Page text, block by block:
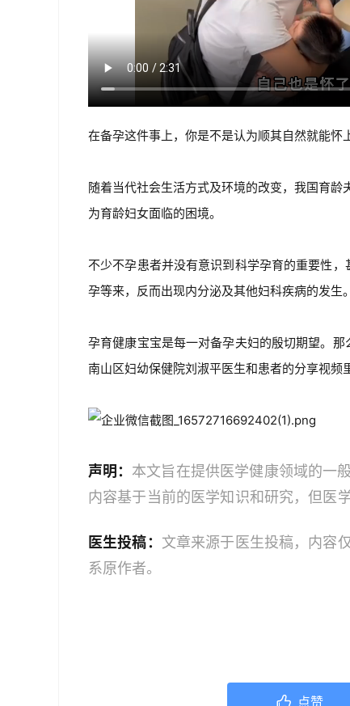
在备孕这件事上，你是不是认为顺其自然就能怀
随着当代社会生活方式及环境的改变，我国育
为育龄妇女面临的困境。
不少不孕患者并没有意识到科学孕育的重要性
孕等来，反而出现内分泌及其他妇科疾病的发生。
孕育健康宝宝是每一对备孕夫妇的殷切期望。
南山区妇幼保健院刘淑平医生和患者的分享视频
声明： 本文旨在提供医学健康领域的一
内容基于当前的医学知识和研究，但医
业人员。本文中的信息不应作为自我诊
服务；如果您是医务人员，本文内容旨
医生投稿： 文章来源于医生投稿，内容
系原作者。
点赞